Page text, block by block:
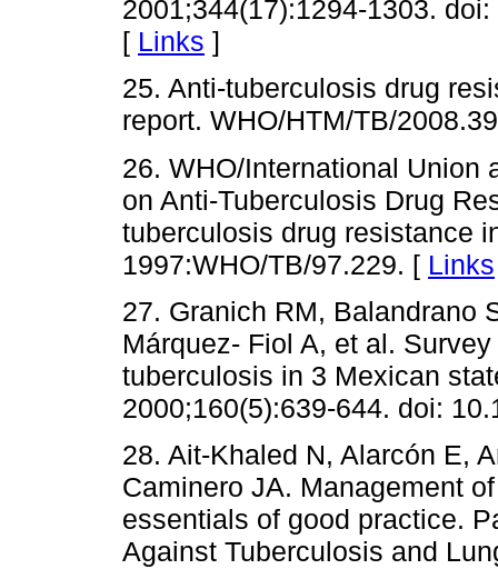
2001;344(17):1294-1303.
[ Links ]
25. Anti-tuberculosis drug
report. WHO/HTM/TB/
26. WHO/International Union
on Anti-Tuberculosis Drug
tuberculosis drug resistance
1997:WHO/TB/97.229. [ Links
27. Granich RM, Balandrano
Márquez- Fiol A, et al.
tuberculosis in 3 Mexican
2000;160(5):639-644. doi:
28. Ait-Khaled N, Alarcón E,
Caminero JA. Management
essentials of good practice.
Against Tuberculosis and